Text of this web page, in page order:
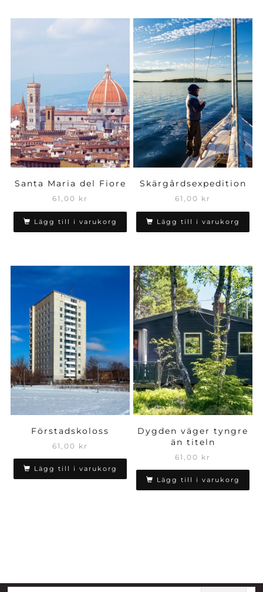
Santa Maria del Fiore
61,00 kr
Lägg till i varukorg
Skärgårdsexpedition
61,00 kr
Lägg till i varukorg
Förstadskoloss
61,00 kr
Lägg till i varukorg
Dygden väger tyngre
än titeln
61,00 kr
Lägg till i varukorg